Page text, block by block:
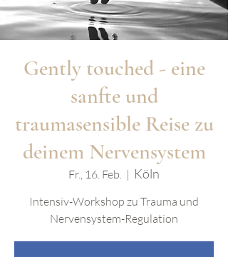
Gently touched - eine
sanfte und
traumasensible Reise zu
deinem Nervensystem
Fr., 16. Feb.
  |
Köln
Intensiv-Workshop zu Trauma und
Nervensystem-Regulation